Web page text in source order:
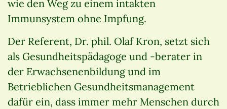
wie den Weg zu einem intakten
Immunsystem ohne Impfung.
Der Referent, Dr. phil. Olaf Kron, setzt sich
als Gesundheitspädagoge und -berater in
der Erwachsenenbildung und im
Betrieblichen Gesundheitsmanagement
dafür ein, dass immer mehr Menschen durch